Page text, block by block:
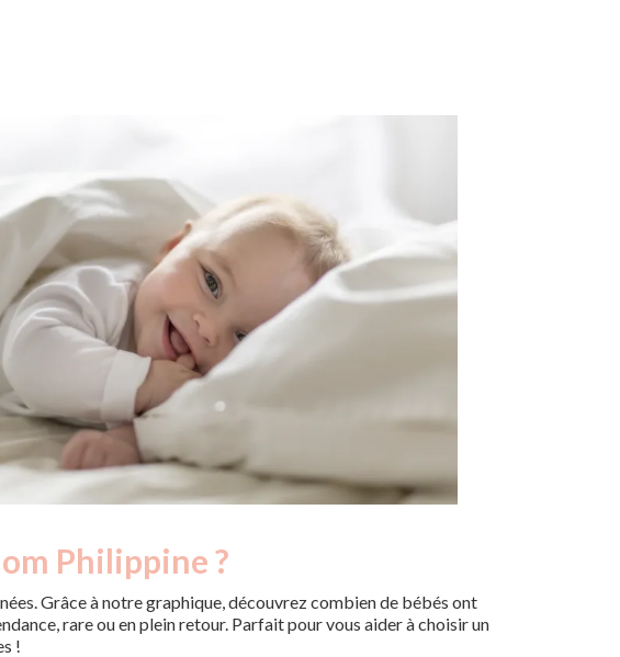
Philippine ?
Grâce à notre graphique, découvrez combien de bébés ont
rare ou en plein retour. Parfait pour vous aider à choisir un
!